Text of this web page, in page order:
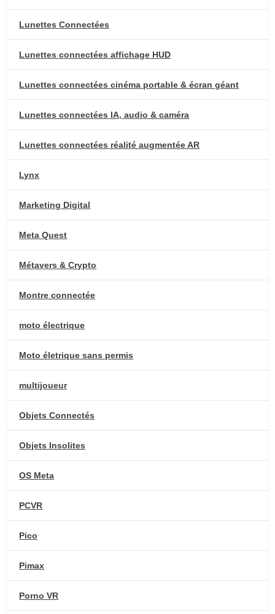
Lunettes Connectées
Lunettes connectées affichage HUD
Lunettes connectées cinéma portable & écran géant
Lunettes connectées IA, audio & caméra
Lunettes connectées réalité augmentée AR
Lynx
Marketing Digital
Meta Quest
Métavers & Crypto
Montre connectée
moto électrique
Moto életrique sans permis
multijoueur
Objets Connectés
Objets Insolites
OS Meta
PCVR
Pico
Pimax
Porno VR